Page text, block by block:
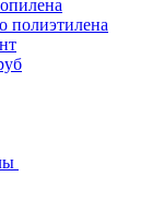
полиэтилена